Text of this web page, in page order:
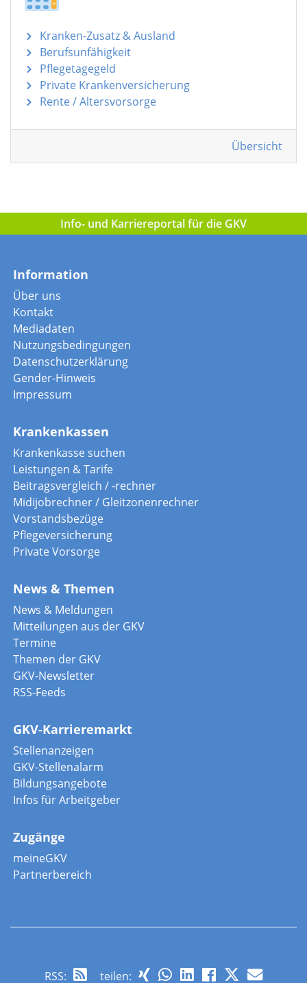
Kranken-Zusatz & Ausland
Berufsunfähigkeit
Pflegetagegeld
Private Krankenversicherung
Rente / Altersvorsorge
Übersicht
Info- und Karriereportal für die GKV
Information
Über uns
Kontakt
Mediadaten
Nutzungsbedingungen
Datenschutzerklärung
Gender-Hinweis
Impressum
Krankenkassen
Krankenkasse suchen
Leistungen & Tarife
Beitragsvergleich / -rechner
Midijobrechner / Gleitzonenrechner
Vorstandsbezüge
Pflegeversicherung
Private Vorsorge
News & Themen
News & Meldungen
Mitteilungen aus der GKV
Termine
Themen der GKV
GKV-Newsletter
RSS-Feeds
GKV-Karrieremarkt
Stellenanzeigen
GKV-Stellenalarm
Bildungsangebote
Infos für Arbeitgeber
Zugänge
meineGKV
Partnerbereich
RSS: teilen: